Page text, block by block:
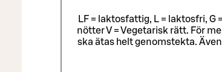
LF = laktosfattig, L = laktosfri, G
nötter V = Vegetarisk rätt. För
ska ätas helt genomstekta.